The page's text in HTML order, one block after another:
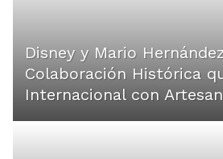
Disney y Mario
Colaboración Histórica
Internacional con